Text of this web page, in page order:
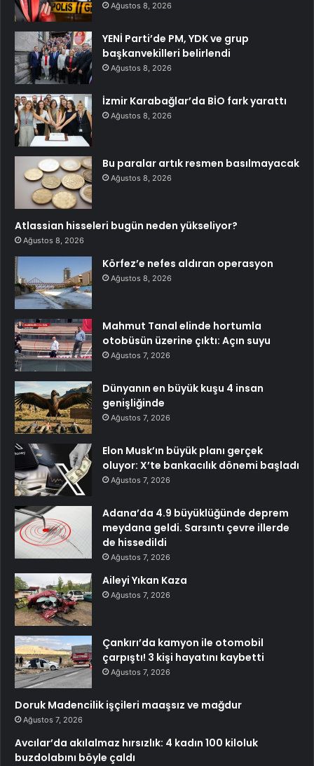
Ağustos 8, 2026
YENİ Parti’de PM, YDK ve grup
başkanvekilleri belirlendi
Ağustos 8, 2026
İzmir Karabağlar’da BİO fark yarattı
Ağustos 8, 2026
Bu paralar artık resmen basılmayacak
Ağustos 8, 2026
Atlassian hisseleri bugün neden yükseliyor?
Ağustos 8, 2026
Körfez’e nefes aldıran operasyon
Ağustos 8, 2026
Mahmut Tanal elinde hortumla
otobüsün üzerine çıktı: Açın suyu
Ağustos 7, 2026
Dünyanın en büyük kuşu 4 insan
genişliğinde
Ağustos 7, 2026
Elon Musk’ın büyük planı gerçek
oluyor: X’te bankacılık dönemi başladı
Ağustos 7, 2026
Adana’da 4.9 büyüklüğünde deprem
meydana geldi. Sarsıntı çevre illerde
de hissedildi
Ağustos 7, 2026
Aileyi Yıkan Kaza
Ağustos 7, 2026
Çankırı’da kamyon ile otomobil
çarpıştı! 3 kişi hayatını kaybetti
Ağustos 7, 2026
Doruk Madencilik işçileri maaşsız ve mağdur
Ağustos 7, 2026
Avcılar’da akılalmaz hırsızlık: 4 kadın 100 kiloluk
buzdolabını böyle çaldı